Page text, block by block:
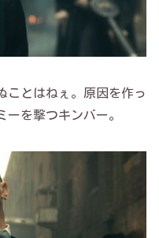
ことはねぇ。原因を作っ
を撃つキンバー。